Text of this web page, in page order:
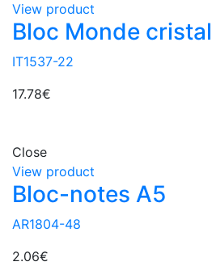
View product
Bloc Monde cristal
IT1537-22
17.78€
Close
View product
Bloc-notes A5
AR1804-48
2.06€